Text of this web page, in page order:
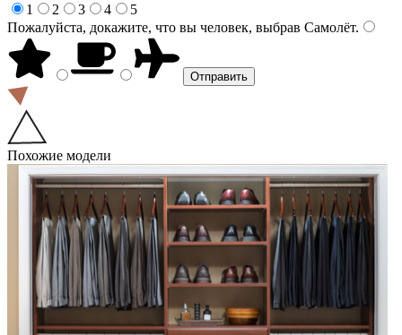
1
2 3 4
5
Пожалуйста, докажите, что вы человек, выбрав Самолёт.
Похожие модели